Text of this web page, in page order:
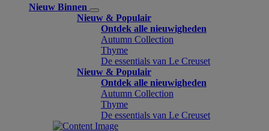
Nieuw Binnen
Nieuw & Populair
Ontdek alle nieuwigheden
Autumn Collection
Thyme
De essentials van Le Creuset
Nieuw & Populair
Ontdek alle nieuwigheden
Autumn Collection
Thyme
De essentials van Le Creuset